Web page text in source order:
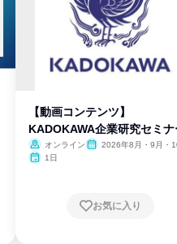
【動画コンテンツ】
KADOKAWA企業研究セミナ
オンライン
2026年8月・9月・
1日
お気に入り